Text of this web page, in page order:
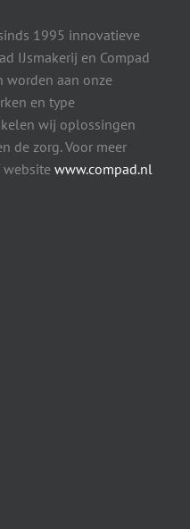
1995 innovatieve
IJsmakerij en Compad
worden aan onze
en type
wij oplossingen
de zorg. Voor meer
www.compad.nl